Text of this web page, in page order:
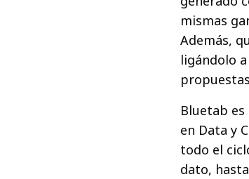
mismas
Además,
ligándolo
Bluetab
en Data y
todo el
dato,